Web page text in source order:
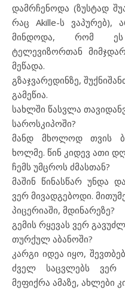
დამრჩენოდა (ზუსტად
რაც Akille-ს ვაპურებ),
მინდოდა, რომ ეს
ტელევიზორთან
მეწადა.
გზაჯვარედინზე,
გამეწია.
სახლში წასვლა
საროსკიპოში?
მანდ მხოლოდ თვის
ხოლმე. წინ კიდევ ათი
ჩემს უმცროს ძმასთან?
მაშინ წინასწარ უნდა
ვერ მივადგებოდი.
პიცერიაში, მდინარეზე?
გემის რყევას ვერ
თურქულ აბანოში?
კარგი იდეა იყო,
ძველ საცვლებს ვერ
მეფიქრა ამაზე, ახლები